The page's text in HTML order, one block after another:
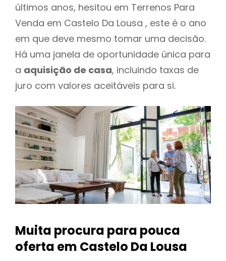
últimos anos, hesitou em Terrenos Para
Venda em Castelo Da Lousa , este é o ano
em que deve mesmo tomar uma decisão.
Há uma janela de oportunidade única para
a aquisição de casa, incluindo taxas de
juro com valores aceitáveis para si.
Muita procura para pouca
oferta em Castelo Da Lousa